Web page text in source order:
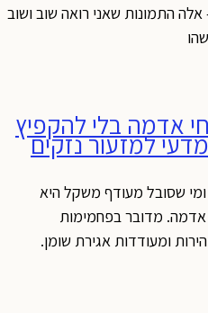
התמונות שאני רואה שוב ושוב
אדמה בלי להקפיץ
למזעור נזקים
שסובל מעודף משקל היא
אדמה. מדובר בפחמימות
ומעודדות אגירת שומן.